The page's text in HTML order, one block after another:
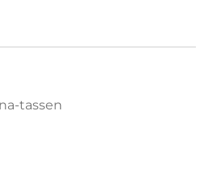
tassen